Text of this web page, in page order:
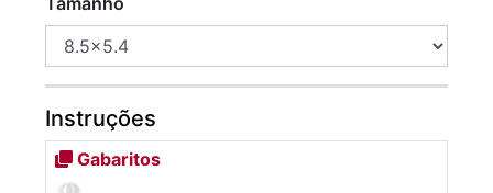
Instruções
Gabaritos